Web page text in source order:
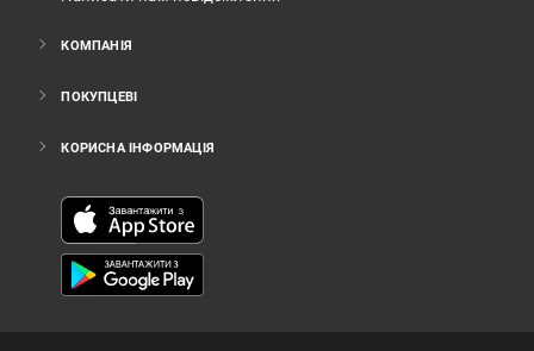
КОМПАНІЯ
ПОКУПЦЕВІ
КОРИСНА ІНФОРМАЦІЯ